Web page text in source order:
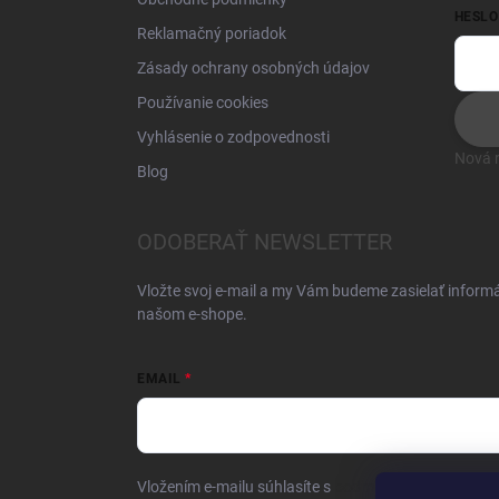
Reklamačný poriadok
Zásady ochrany osobných údajov
Používanie cookies
Vyhlásenie o zodpovednosti
Blog
HESLO
Nová
ODOBERAŤ NEWSLETTER
Vložte svoj e-mail a my Vám budeme zasielať
našom e-shope.
EMAIL
Vložením e-mailu súhlasíte s